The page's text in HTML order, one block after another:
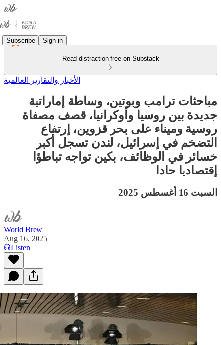
Subscribe Sign in
Read distraction-free on Substack
الأخبار والتقارير العالمية
مباحثات ترامب وبوتين، وساطة إماراتية
جديدة بين روسيا وأوكرانيا، قصف مصفاة
روسية وميناء على بحر قزوين، إرتفاع
التضخم في إسرائيل، لندن تسجل أكبر
خسائر في الوظائف، بكين تواجه تباطؤا
إقتصاديا حادا
السبت 16 أغسطس 2025
World Brew
Aug 16, 2025
Listen